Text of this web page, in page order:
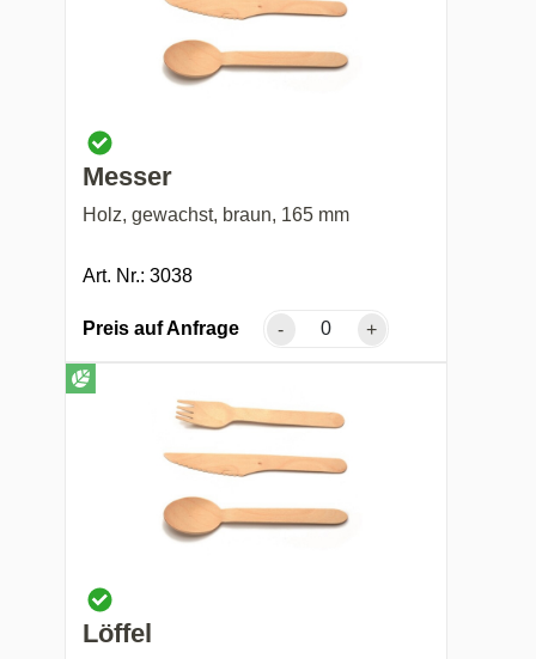
Messer
Holz, gewachst, braun, 165 mm
Art. Nr.: 3038
Preis auf Anfrage - +
Löffel